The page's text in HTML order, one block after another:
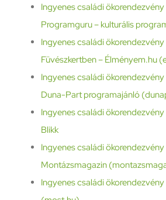
Ingyenes családi
Programguru – kulturális
Ingyenes családi
Füvészkertben – Élményem.hu
Ingyenes családi
Duna-Part programajánló
Ingyenes családi
Blikk
Ingyenes családi
Montázsmagazin
Ingyenes családi